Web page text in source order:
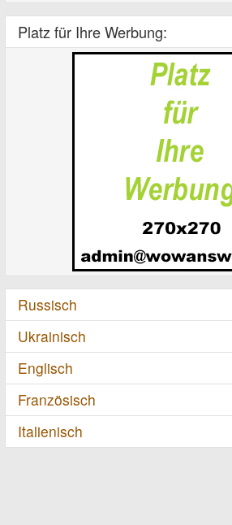
Platz für Ihre Werbung:
Russisch
Ukrainisch
Englisch
Französisch
Italienisch